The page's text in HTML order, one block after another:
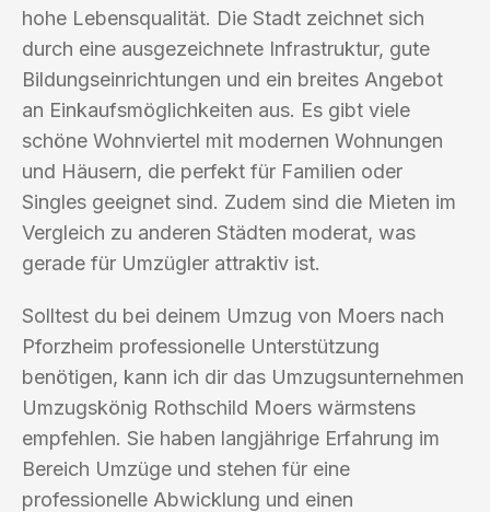
hohe Lebensqualität. Die Stadt zeichnet sich
durch eine ausgezeichnete Infrastruktur, gute
Bildungseinrichtungen und ein breites Angebot
an Einkaufsmöglichkeiten aus. Es gibt viele
schöne Wohnviertel mit modernen Wohnungen
und Häusern, die perfekt für Familien oder
Singles geeignet sind. Zudem sind die Mieten im
Vergleich zu anderen Städten moderat, was
gerade für Umzügler attraktiv ist.
Solltest du bei deinem Umzug von Moers nach
Pforzheim professionelle Unterstützung
benötigen, kann ich dir das Umzugsunternehmen
Umzugskönig Rothschild Moers wärmstens
empfehlen. Sie haben langjährige Erfahrung im
Bereich Umzüge und stehen für eine
professionelle Abwicklung und einen